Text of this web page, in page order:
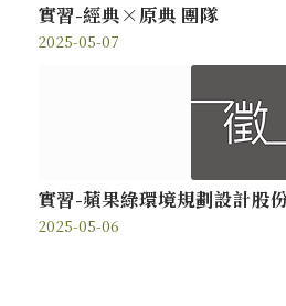
實習-經典×原典 團隊
2025-05-07
實習-蘋果綠環境規劃設計股
2025-05-06